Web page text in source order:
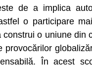
de a implica
o participare
o uniune
În acest